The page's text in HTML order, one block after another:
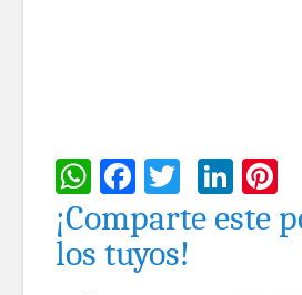
WhatsApp
Facebook
Twitter
¡Comparte este
los tuyos!